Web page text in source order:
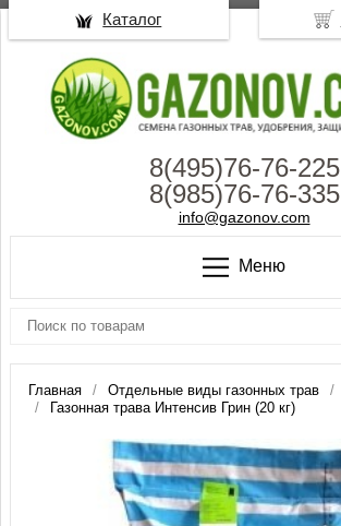
8(495)76-76-225
8(985)76-76-335
info@gazonov.com
Меню
Главная Отдельные виды газонных трав
Газонная трава Интенсив Грин (20 кг)
Каталог